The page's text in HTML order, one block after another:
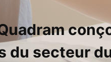
du secteur